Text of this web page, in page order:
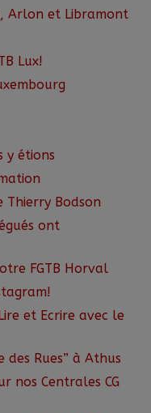
Arlon et Libramont
Lux!
y étions
Thierry Bodson
ont
FGTB Horval
et Ecrire avec le
des Rues” à Athus
nos Centrales CG